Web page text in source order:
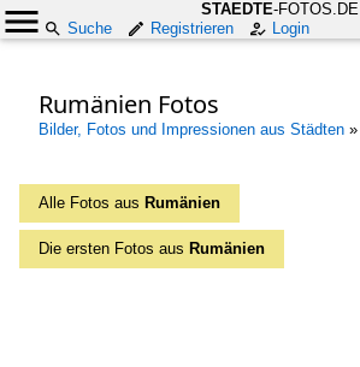
STAEDTE-FOTOS.DE
Suche
Registrieren Login
Rumänien Fotos
Bilder, Fotos und Impressionen aus Städten »
Alle Fotos aus Rumänien
Die ersten Fotos aus Rumänien